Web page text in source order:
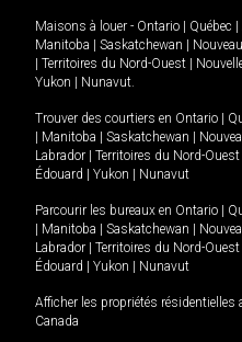
Maisons à louer - Ontario Québec
Manitoba
Saskatchewan
Territoires du Nord-Ouest
Yukon
Nunavut.
Trouver des courtiers en Ontario
Manitoba Saskatchewan
Labrador
Territoires du Nord-Ouest
Édouard
Yukon Nunavut
Parcourir les bureaux en Ontario
Manitoba Saskatchewan
Labrador
Territoires du Nord-Ouest
Édouard
Yukon Nunavut
Afficher les propriétés résidentielles
Canada